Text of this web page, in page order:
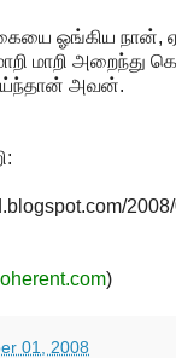
ஓங்கிய நான்,
மாறி அறைந்து
அவன்.
)
01, 2008